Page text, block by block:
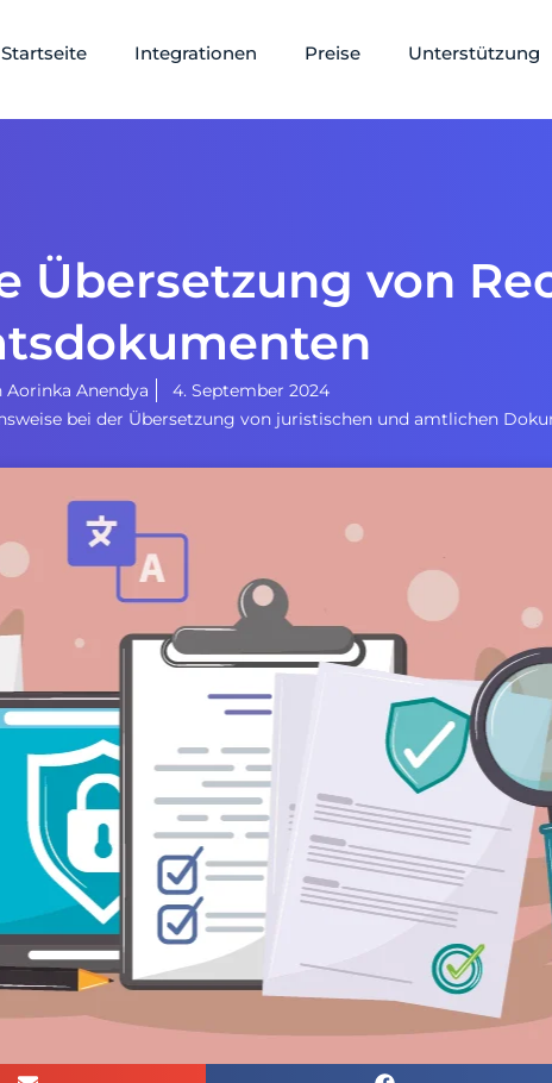
Startseite Integrationen Preise Unterstützung
Übersetzung von
Aorinka Anendya
4. September 2024
bei der Übersetzung von juristischen und amtlichen